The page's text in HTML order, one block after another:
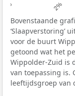
0% 2%
Bovenstaande
‘Slaapverstoring’
voor de buurt
getoond wat het
Wippolder-Zuid is
van toepassing is.
leeftijdsgroep van